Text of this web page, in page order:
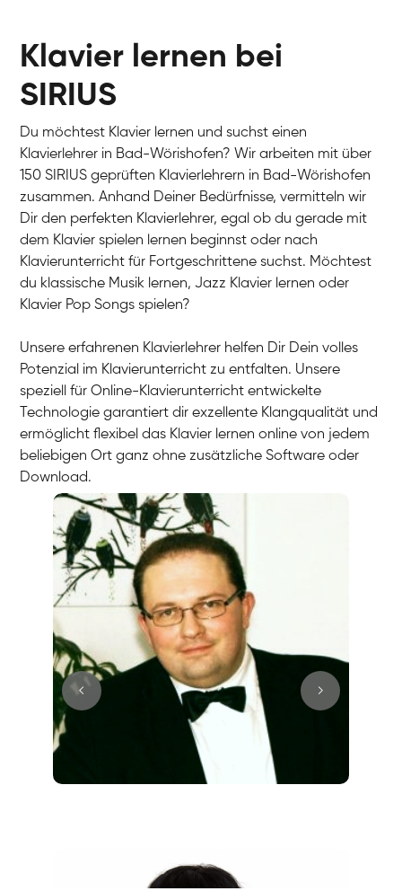
Klavier lernen bei
SIRIUS
Du möchtest Klavier lernen und suchst einen
Klavierlehrer in Bad-Wörishofen? Wir arbeiten mit über
150 SIRIUS geprüften Klavierlehrern in Bad-Wörishofen
zusammen. Anhand Deiner Bedürfnisse, vermitteln wir
Dir den perfekten Klavierlehrer, egal ob du gerade mit
dem Klavier spielen lernen beginnst oder nach
Klavierunterricht für Fortgeschrittene suchst. Möchtest
du klassische Musik lernen, Jazz Klavier lernen oder
Klavier Pop Songs spielen?
Unsere erfahrenen Klavierlehrer helfen Dir Dein volles
Potenzial im Klavierunterricht zu entfalten. Unsere
speziell für Online-Klavierunterricht entwickelte
Technologie garantiert dir exzellente Klangqualität und
ermöglicht flexibel das Klavier lernen online von jedem
beliebigen Ort ganz ohne zusätzliche Software oder
Download.